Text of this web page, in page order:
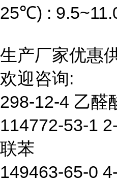
25℃) :
生产厂家优惠
欢迎咨询:
298-12-4 乙醛
114772-53-1
联苯
149463-65-0